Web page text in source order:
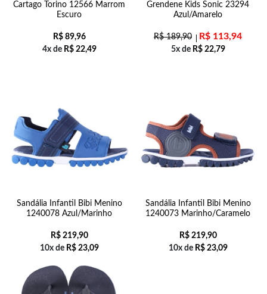
Cartago Torino 12566 Marrom
Escuro
R$89,96
4x de R$22,49
Grendene Kids Sonic 23294
Azul/Amarelo
R$189,90 R$ 113,94
5x de R$22,79
Sandália Infantil Bibi Menino
1240078 Azul/Marinho
R$219,90
10x de R$23,09
Sandália Infantil Bibi Menino
1240073 Marinho/Caramelo
R$219,90
10x de R$23,09